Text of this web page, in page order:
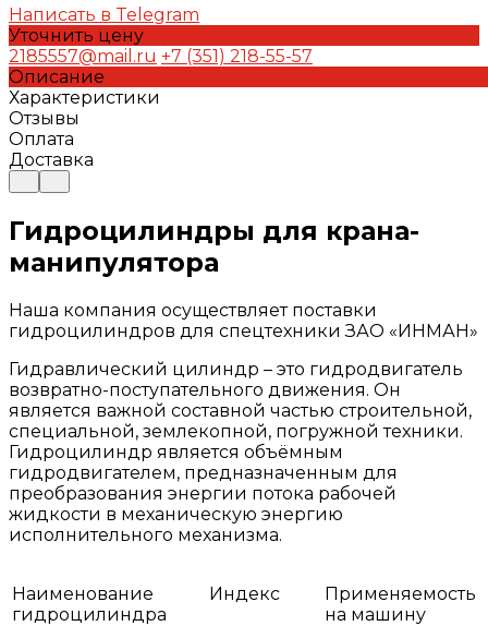
Написать в Telegram
Уточнить цену
2185557@mail.ru +7 (351) 218-55-57
Описание
Характеристики
Отзывы
Оплата
Доставка
Гидроцилиндры для крана-
манипулятора
Наша компания осуществляет поставки
гидроцилиндров для спецтехники ЗАО «ИНМАН»
Гидравлический цилиндр – это гидродвигатель
возвратно-поступательного движения. Он
является важной составной частью строительной,
специальной, землекопной, погружной техники.
Гидроцилиндр является объёмным
гидродвигателем, предназначенным для
преобразования энергии потока рабочей
жидкости в механическую энергию
исполнительного механизма.
Наименование
гидроцилиндра
Индекс
Применяемость
на машину